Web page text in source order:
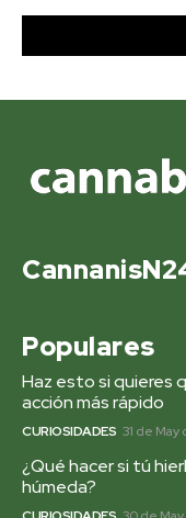
Populares
Haz esto si quieres
acción más rápido
CURIOSIDADES 31 de May
¿Qué hacer si tú
húmeda?